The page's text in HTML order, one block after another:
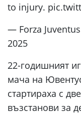
to injury.
— Forza Juventus
2025
22-годишният
мача на
стартираха с
възстанови за